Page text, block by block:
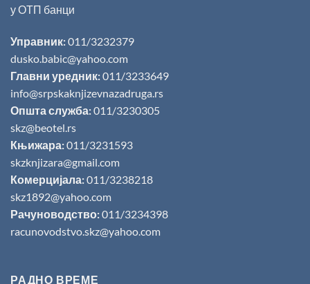
у ОТП банци
Управник:011/3232379
dusko.babic@yahoo.com
Главни уредник:011/3233649
info@srpskaknjizevnazadruga.rs
Општа служба:011/3230305
skz@beotel.rs
Књижара:011/3231593
skzknjizara@gmail.com
Комерцијала:011/3238218
skz1892@yahoo.com
Рачуноводство:011/3234398
racunovodstvo.skz@yahoo.com
РАДНО ВРЕМЕ